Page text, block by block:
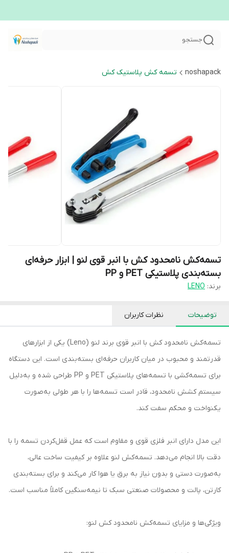
جستجو
noshapack تسمه کش پلاستیک کش
تسمه‌کش نامحدود کش با انبر قوی لنو | ابزار حرفه‌ای
بسته‌بندی پلاستیکی PET و PP
برند: LENO
توضیحات نظرات کاربران
تسمه‌کش نامحدود کش با انبر قوی برند لنو (Leno) یکی از ابزارهای
قدرتمند و محبوب در میان کاربران حرفه‌ای بسته‌بندی است. این دستگاه
برای تسمه‌کشی با تسمه‌های پلاستیکی PET و PP طراحی شده و به‌دلیل
سیستم کشش نامحدود، قادر است تسمه‌ها را با هر طولی به‌صورت
یکنواخت و محکم سفت کند.
این مدل دارای انبر فلزی قوی و مقاوم است که عمل قفل‌کردن تسمه را با
دقت بالا انجام می‌دهد. تسمه‌کش لنو علاوه بر کیفیت ساخت عالی،
به‌صورت دستی و بدون نیاز به برق یا هوا کار می‌کند و برای بسته‌بندی
کارتن، پالت و محصولات صنعتی سبک تا نیمه‌سنگین کاملاً مناسب است.
ویژگی‌ها و مزایای تسمه‌کش نامحدود کش لنو: